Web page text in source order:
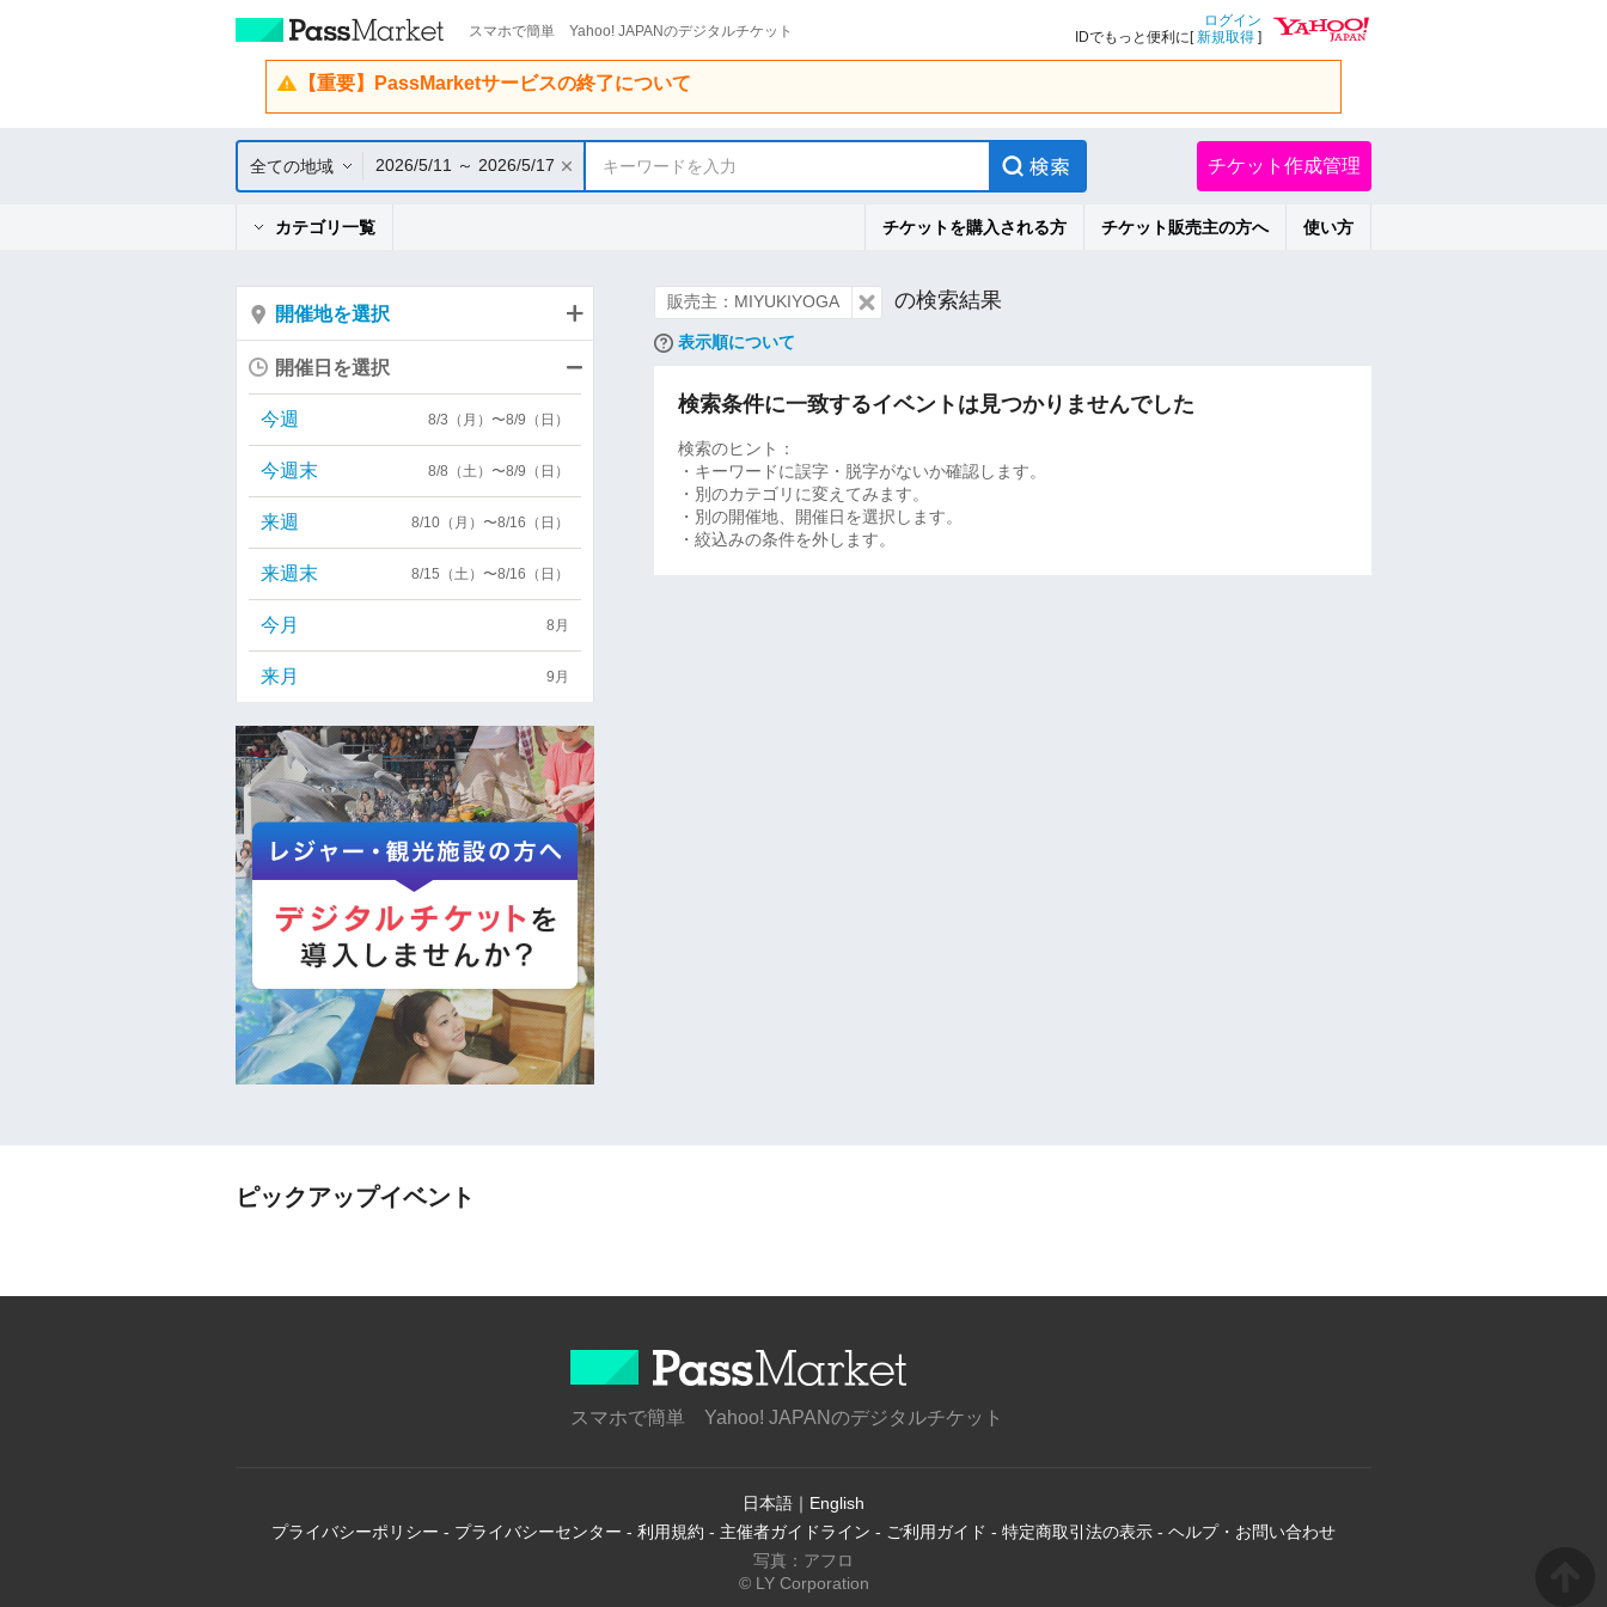
スマホで簡単 Yahoo! JAPANのデジタルチケット
ログイン
IDでもっと便利に[新規取得 ]
【重要】PassMarketサービスの終了について
全ての地域 2026/5/11 ～ 2026/5/17 キーワードを入力 チケット作成管理
カテゴリ一覧 チケットを購入される方 チケット販売主の方へ 使い方
販売主：MIYUKIYOGA の検索結果
表示順について
検索条件に一致するイベントは見つかりませんでした
検索のヒント：
・キーワードに誤字・脱字がないか確認します。
・別のカテゴリに変えてみます。
・別の開催地、開催日を選択します。
・絞込みの条件を外します。
開催地を選択
開催日を選択
今週 8/3（月）〜8/9（日）
今週末 8/8（土）〜8/9（日）
来週 8/10（月）〜8/16（日）
来週末 8/15（土）〜8/16（日）
今月 8月
来月 9月
ピックアップイベント
スマホで簡単 Yahoo! JAPANのデジタルチケット
日本語 ｜ English
プライバシーポリシー - プライバシーセンター - 利用規約 - 主催者ガイドライン - ご利用ガイド - 特定商取引法の表示 - ヘルプ・お問い合わせ
写真：アフロ
© LY Corporation